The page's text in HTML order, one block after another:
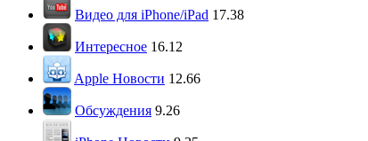
Видео для iPhone/iPad 17.38
Интересное 16.12
Apple Новости 12.66
Обсуждения 9.26